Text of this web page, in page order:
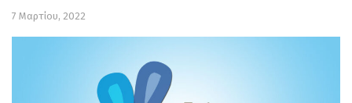
7 Μαρτίου, 2022